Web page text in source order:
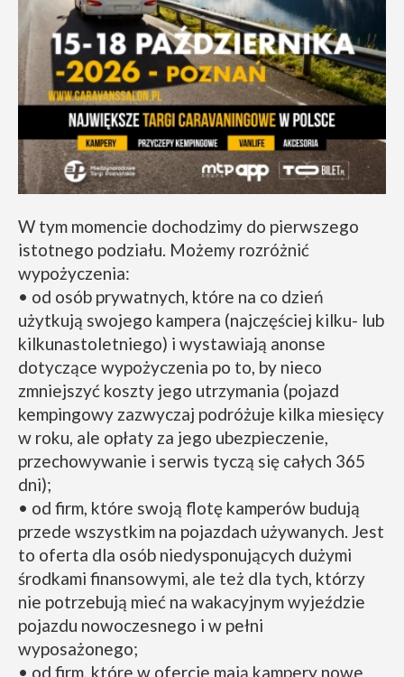
W tym momencie dochodzimy do pierwszego
istotnego podziału. Możemy rozróżnić
wypożyczenia:
• od osób prywatnych, które na co dzień
użytkują swojego kampera (najczęściej kilku- lub
kilkunastoletniego) i wystawiają anonse
dotyczące wypożyczenia po to, by nieco
zmniejszyć koszty jego utrzymania (pojazd
kempingowy zazwyczaj podróżuje kilka miesięcy
w roku, ale opłaty za jego ubezpieczenie,
przechowywanie i serwis tyczą się całych 365
dni);
• od firm, które swoją flotę kamperów budują
przede wszystkim na pojazdach używanych. Jest
to oferta dla osób niedysponujących dużymi
środkami finansowymi, ale też dla tych, którzy
nie potrzebują mieć na wakacyjnym wyjeździe
pojazdu nowoczesnego i w pełni
wyposażonego;
• od firm, które w ofercie mają kampery nowe